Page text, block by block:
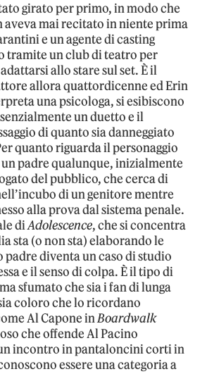
girato per primo, in modo che
aveva mai recitato in niente prima
e un agente di casting
tramite un club di teatro per
allo stare sul set. È il
allora quattordicenne ed Erin
una psicologa, si esibiscono
un duetto e il
di quanto sia danneggiato
quanto riguarda il personaggio
un padre qualunque, inizialmente
del pubblico, che cerca di
di un genitore mentre
alla prova dal sistema penale.
diAdolescence, che si concentra
sta (o non sta) elaborando le
padre diventa un caso di studio
e il senso di colpa. È il tipo di
sfumato che sia i fan di lunga
coloro che lo ricordano
Al Capone inBoardwalk
che offende Al Pacino
incontro in pantaloncini corti in
essere una categoria a